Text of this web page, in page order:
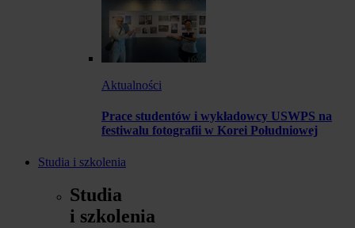
Aktualności
Prace studentów i wykładowcy USWPS na
festiwalu fotografii w Korei Południowej
Studia i szkolenia
Studia
i szkolenia